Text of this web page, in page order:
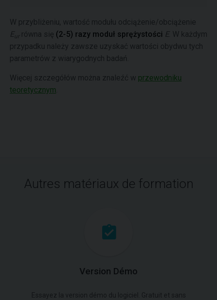
W przybliżeniu, wartość modułu odciążenie/obciążenie
E ur równa się (2-5) razy moduł sprężystości E . W każdym
przypadku należy zawsze uzyskać wartości obydwu tych
parametrów z wiarygodnych badań.
Więcej szczegółów można znaleźć w przewodniku
teoretycznym
Autres matériaux de formation
Version Démo
Essayez la version démo du logiciel. Gratuit et sans